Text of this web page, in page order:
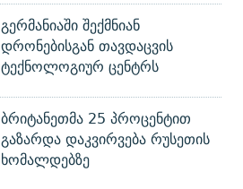
გერმანიაში შექმნიან
დრონებისგან თავდაცვის
ტექნოლოგიურ ცენტრს
ბრიტანეთმა 25 პროცენტით
გაზარდა დაკვირვება რუსეთის
ხომალდებზე